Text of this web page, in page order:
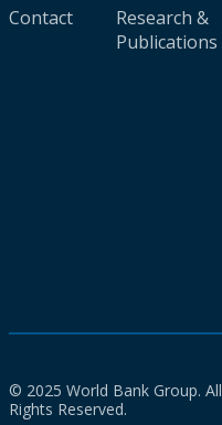
Contact
Research &
Publications
© 2025 World Bank Group. All
Rights Reserved.